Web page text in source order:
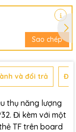
Sao chép
và đổi trả
thụ năng lượng
Đi kèm với một
TF trên board